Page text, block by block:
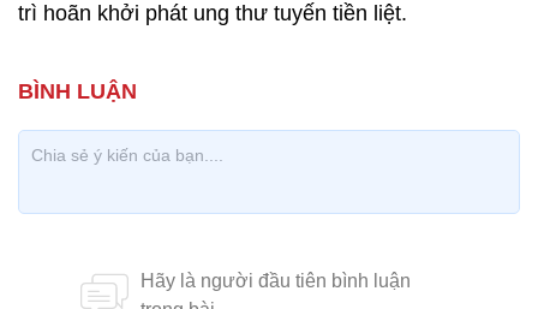
trì hoãn khởi phát ung thư tuyến tiền liệt.